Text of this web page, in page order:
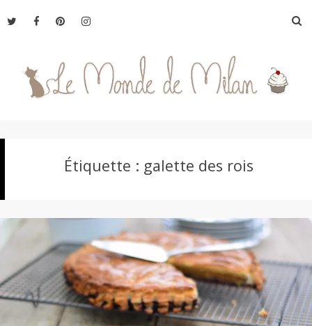
au
M
o
n
Étiquette : galette des rois